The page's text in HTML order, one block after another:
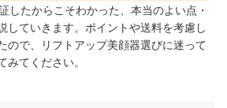
したからこそわかった、本当のよい点・
していきます。ポイントや送料を考慮し
ので、リフトアップ美顔器選びに迷って
みてください。